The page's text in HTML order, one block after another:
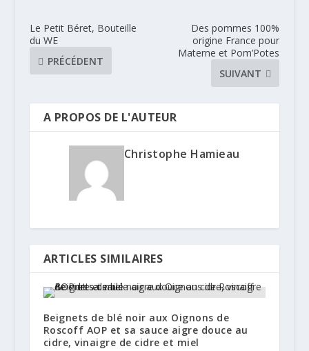
Le Petit Béret, Bouteille
du WE
PRÉCÉDENT
Des pommes 100%
origine France pour
Materne et Pom’Potes
SUIVANT
A PROPOS DE L'AUTEUR
Christophe Hamieau
ARTICLES SIMILAIRES
Beignets de blé noir aux Oignons de
Roscoff AOP et sa sauce aigre douce au
cidre, vinaigre de cidre et miel